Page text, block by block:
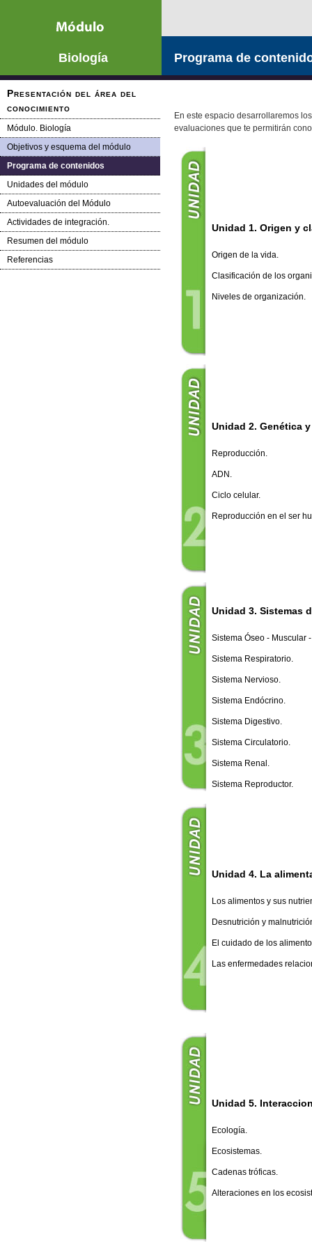
Biología
Presentación del área del
conocimiento
Módulo. Biología
Objetivos y esquema del módulo
Programa de contenidos
Unidades del módulo
Autoevaluación del Módulo
Actividades de integración.
Resumen del módulo
Referencias
Programa de
En este espacio desarrollaremos
evaluaciones que te permitirán
Unidad 1. Origen y
Origen de la vida.
Clasificación de los
Niveles de organización.
Unidad 2. Genética
Reproducción.
ADN.
Ciclo celular.
Reproducción en el ser
Unidad 3. Sistemas
Sistema Óseo - Muscular
Sistema Respiratorio.
Sistema Nervioso.
Sistema Endócrino.
Sistema Digestivo.
Sistema Circulatorio.
Sistema Renal.
Sistema Reproductor.
Unidad 4. La
Los alimentos y sus
Desnutrición y
El cuidado de los
Las enfermedades
Unidad 5.
Ecología.
Ecosistemas.
Cadenas tróficas.
Alteraciones en los